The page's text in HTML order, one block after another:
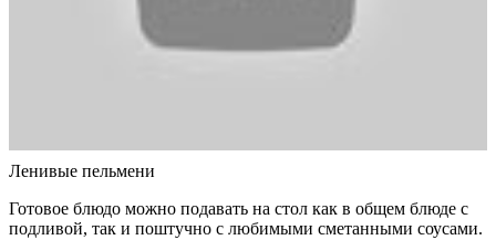
Ленивые пельмени
Готовое блюдо можно подавать на стол как в общем блюде с
подливой, так и поштучно с любимыми сметанными соусами.